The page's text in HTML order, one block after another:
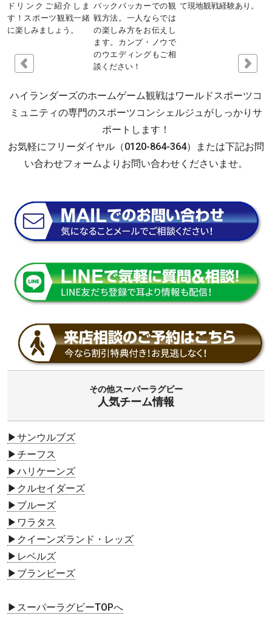
ま
緒
バックパッカーでの観
戦方法。一人ならでは
の楽しみ方をお伝えし
ます。カンプ・ノウで
のウエディングもご相
談ください！
て現地観戦経験あり。
ル、特にテニス、フ
ハイランダーズのホームゲーム観戦はワールドスポーツコ
ミュニティの専門のスポーツコンシェルジュがしっかりサ
ポートします！
お気軽にフリーダイヤル（0120-864-364）または下記お問
い合わせフォームよりお問い合わせくださいませ。
その他スーパーラグビー
人気チーム情報
▶サンウルブズ
▶チーフス
▶ハリケーンズ
▶クルセイダーズ
▶ブルーズ
▶ワラタス
▶クイーンズランド・レッズ
▶レベルズ
▶ブランビーズ
▶スーパーラグビーTOPへ